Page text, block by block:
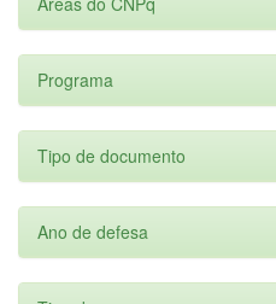
Programa
Tipo de documento
Ano de defesa